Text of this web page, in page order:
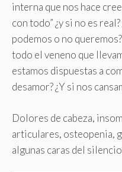
interna que nos hace
con todo” ¿y si no es
podemos o no
todo el veneno que
estamos dispuestas a
desamor? ¿Y si nos
Dolores de cabeza,
articulares, osteopenia,
algunas caras del